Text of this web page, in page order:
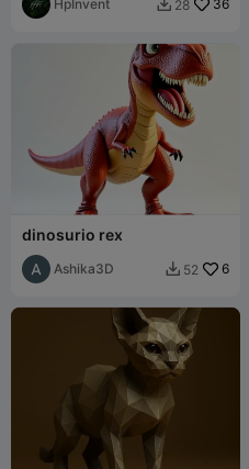
HpInvent  28 36
dinosurio rex
Ashika3D  52 6